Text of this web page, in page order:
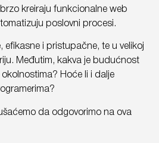
kreiraju funkcionalne web
poslovni procesi.
efikasne i pristupačne, te u velikoj
Međutim, kakva je budućnost
Hoće li i dalje
da odgovorimo na ova